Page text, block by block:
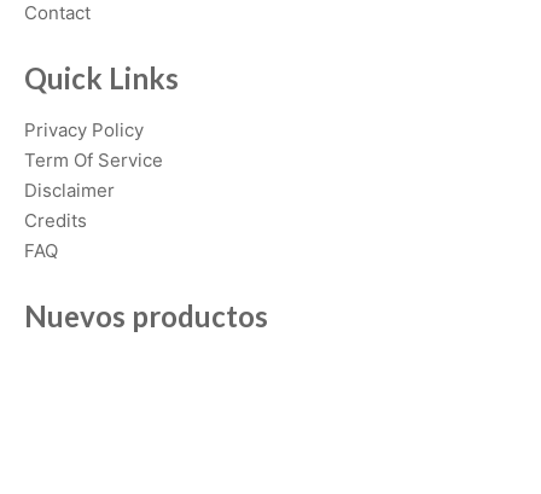
Contact
Quick Links
Privacy Policy
Term Of Service
Disclaimer
Credits
FAQ
Nuevos productos